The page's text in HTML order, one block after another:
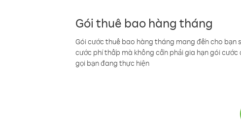
Gói thuê bao hàng tháng
Gói cước thuê bao hàng tháng mang đến cho bạn
cước phí thấp mà không cần phải gia hạn gói
gọi bạn đang thực hiện